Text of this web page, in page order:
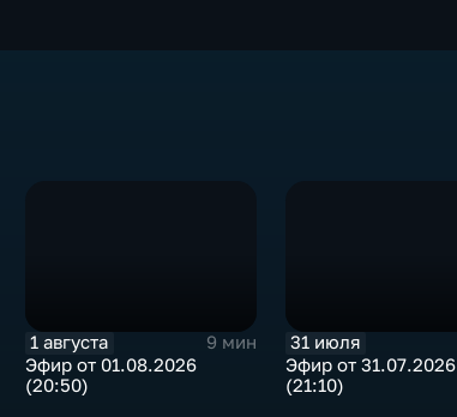
1 августа
9 мин
Эфир от 01.08.2026
(20:50)
31 июля
Эфир от 31.07.2026
(21:10)